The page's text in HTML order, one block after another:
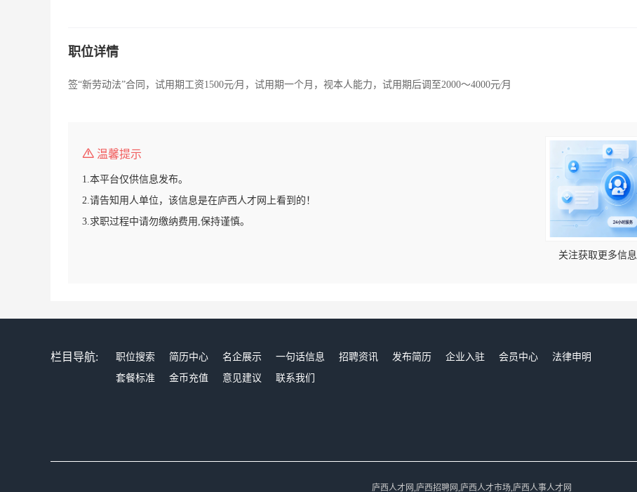
职位详情
签“新劳动法”合同，试用期工资1500元∕月，试用期一个月，视本人能力，试用期后调至2000～4000元∕月
温馨提示
1.本平台仅供信息发布。
2.请告知用人单位，该信息是在庐西人才网上看到的！
3.求职过程中请勿缴纳费用,保持谨慎。
关注获取更多信息
栏目导航: 职位搜索 简历中心 名企展示 一句话信息 招聘资讯 发布简历 企业入驻 会员中心
法律申明
套餐标准
金币充值 意见建议 联系我们
庐西人才网,庐西招聘网,庐西人才市场,庐西人事人才网